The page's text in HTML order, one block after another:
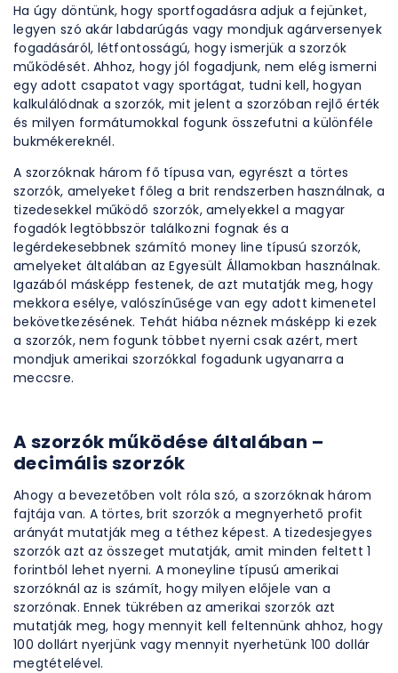
Ha úgy döntünk, hogy sportfogadásra adjuk a fejünket,
legyen szó akár labdarúgás vagy mondjuk agárversenyek
fogadásáról, létfontosságú, hogy ismerjük a szorzók
működését. Ahhoz, hogy jól fogadjunk, nem elég ismerni
egy adott csapatot vagy sportágat, tudni kell, hogyan
kalkulálódnak a szorzók, mit jelent a szorzóban rejlő érték
és milyen formátumokkal fogunk összefutni a különféle
bukmékereknél.
A szorzóknak három fő típusa van, egyrészt a törtes
szorzók, amelyeket főleg a brit rendszerben használnak, a
tizedesekkel működő szorzók, amelyekkel a magyar
fogadók legtöbbször találkozni fognak és a
legérdekesebbnek számító money line típusú szorzók,
amelyeket általában az Egyesült Államokban használnak.
Igazából másképp festenek, de azt mutatják meg, hogy
mekkora esélye, valószínűsége van egy adott kimenetel
bekövetkezésének. Tehát hiába néznek másképp ki ezek
a szorzók, nem fogunk többet nyerni csak azért, mert
mondjuk amerikai szorzókkal fogadunk ugyanarra a
meccsre.
A szorzók működése általában –
decimális szorzók
Ahogy a bevezetőben volt róla szó, a szorzóknak három
fajtája van. A törtes, brit szorzók a megnyerhető profit
arányát mutatják meg a téthez képest. A tizedesjegyes
szorzók azt az összeget mutatják, amit minden feltett 1
forintból lehet nyerni. A moneyline típusú amerikai
szorzóknál az is számít, hogy milyen előjele van a
szorzónak. Ennek tükrében az amerikai szorzók azt
mutatják meg, hogy mennyit kell feltennünk ahhoz, hogy
100 dollárt nyerjünk vagy mennyit nyerhetünk 100 dollár
megtételével.